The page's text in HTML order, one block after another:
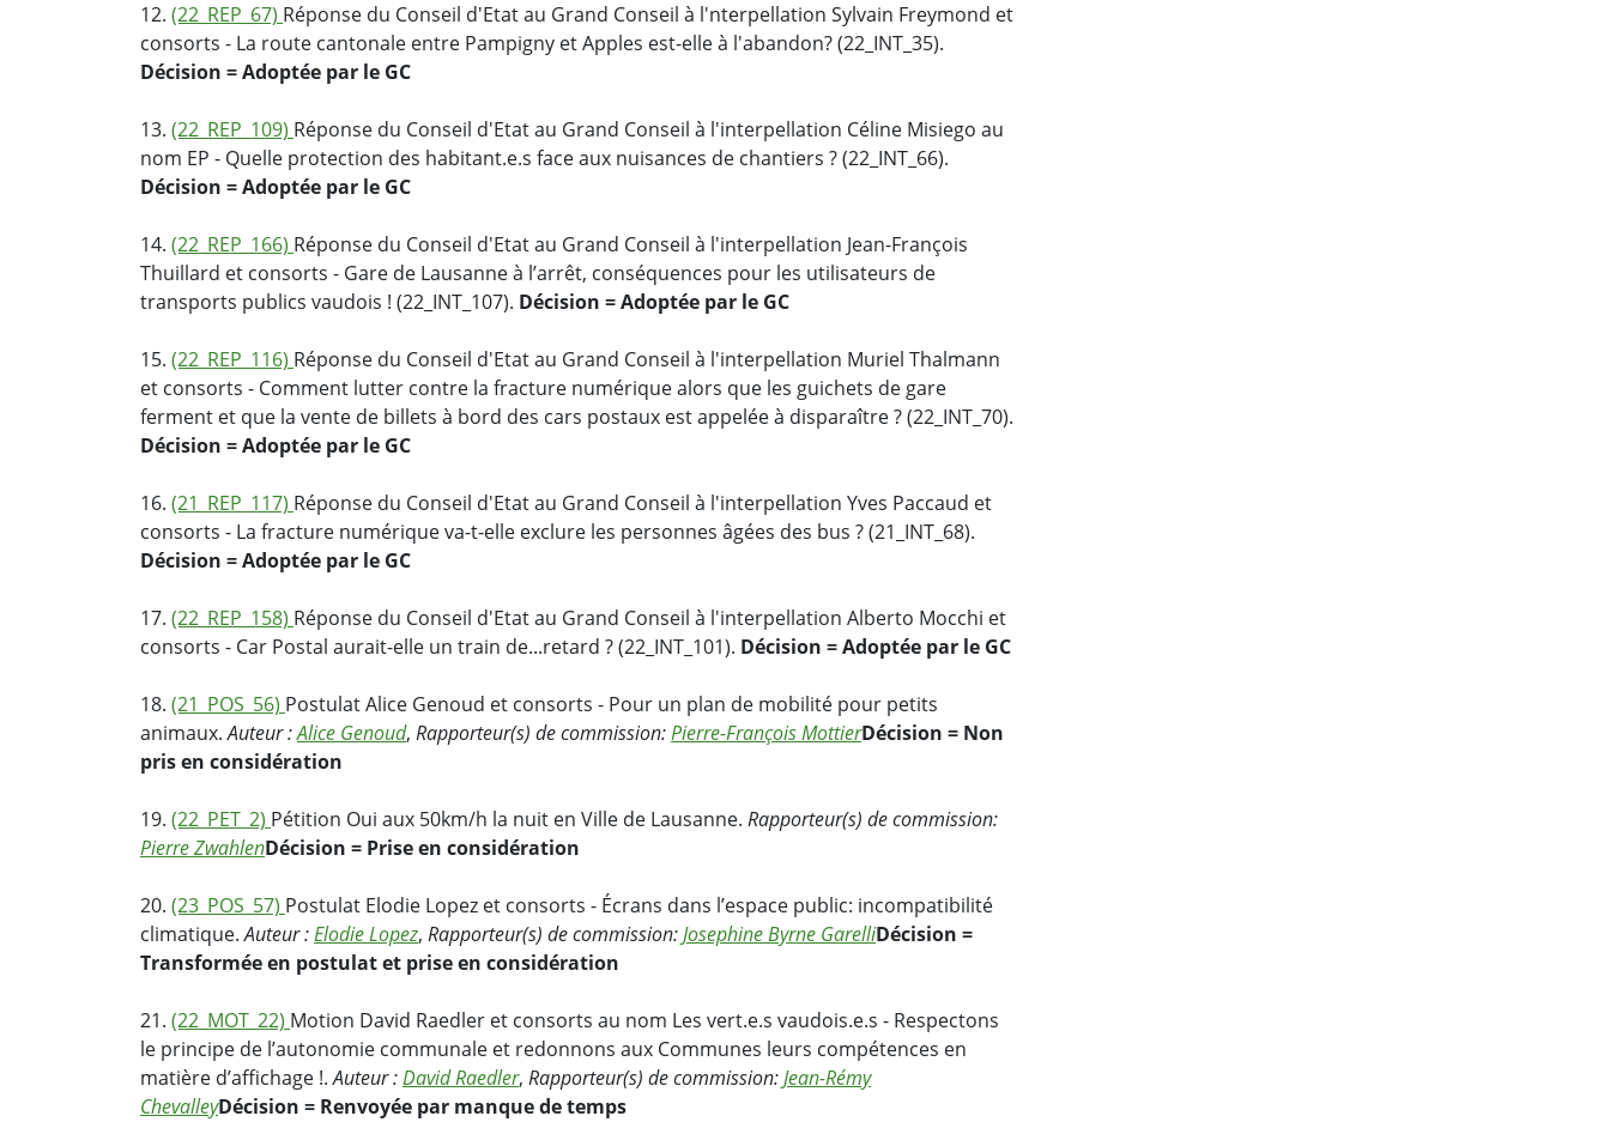
12. (22_REP_67) Réponse du Conseil d'Etat au Grand Conseil à l'nterpellation Sylvain Freymond et
consorts - La route cantonale entre Pampigny et Apples est-elle à l'abandon? (22_INT_35).
Décision = Adoptée par le GC
13. (22_REP_109) Réponse du Conseil d'Etat au Grand Conseil à l'interpellation Céline Misiego au
nom EP - Quelle protection des habitant.e.s face aux nuisances de chantiers ? (22_INT_66).
Décision = Adoptée par le GC
14. (22_REP_166) Réponse du Conseil d'Etat au Grand Conseil à l'interpellation Jean-François
Thuillard et consorts - Gare de Lausanne à l’arrêt, conséquences pour les utilisateurs de
transports publics vaudois ! (22_INT_107). Décision = Adoptée par le GC
15. (22_REP_116) Réponse du Conseil d'Etat au Grand Conseil à l'interpellation Muriel Thalmann
et consorts - Comment lutter contre la fracture numérique alors que les guichets de gare
ferment et que la vente de billets à bord des cars postaux est appelée à disparaître ? (22_INT_70).
Décision = Adoptée par le GC
16. (21_REP_117) Réponse du Conseil d'Etat au Grand Conseil à l'interpellation Yves Paccaud et
consorts - La fracture numérique va-t-elle exclure les personnes âgées des bus ? (21_INT_68).
Décision = Adoptée par le GC
17. (22_REP_158) Réponse du Conseil d'Etat au Grand Conseil à l'interpellation Alberto Mocchi et
consorts - Car Postal aurait-elle un train de...retard ? (22_INT_101). Décision = Adoptée par le GC
18. (21_POS_56) Postulat Alice Genoud et consorts - Pour un plan de mobilité pour petits
animaux.Auteur :Alice Genoud, Rapporteur(s) de commission:Pierre-François MottierDécision = Non
pris en considération
19. (22_PET_2) Pétition Oui aux 50km/h la nuit en Ville de Lausanne. Rapporteur(s) de commission:
Pierre ZwahlenDécision = Prise en considération
20. (23_POS_57) Postulat Elodie Lopez et consorts - Écrans dans l’espace public: incompatibilité
climatique.Auteur :Elodie Lopez, Rapporteur(s) de commission:Josephine Byrne GarelliDécision =
Transformée en postulat et prise en considération
21. (22_MOT_22) Motion David Raedler et consorts au nom Les vert.e.s vaudois.e.s - Respectons
le principe de l’autonomie communale et redonnons aux Communes leurs compétences en
matière d’affichage !.Auteur :David Raedler, Rapporteur(s) de commission:Jean-Rémy
ChevalleyDécision = Renvoyée par manque de temps